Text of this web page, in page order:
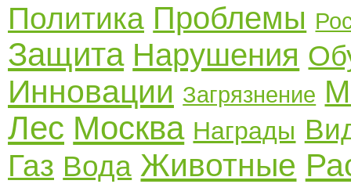
Политика Проблемы
Защита Нарушения
Инновации Загрязнение
Лес Москва Награды
Газ Вода Животные